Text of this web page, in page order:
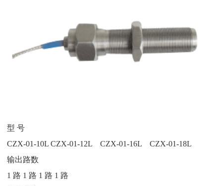
型 号
CZX-01-10L CZX-01-12L CZX-01-16L CZX-01-18L
输出路数
1 路 1 路 1 路 1 路